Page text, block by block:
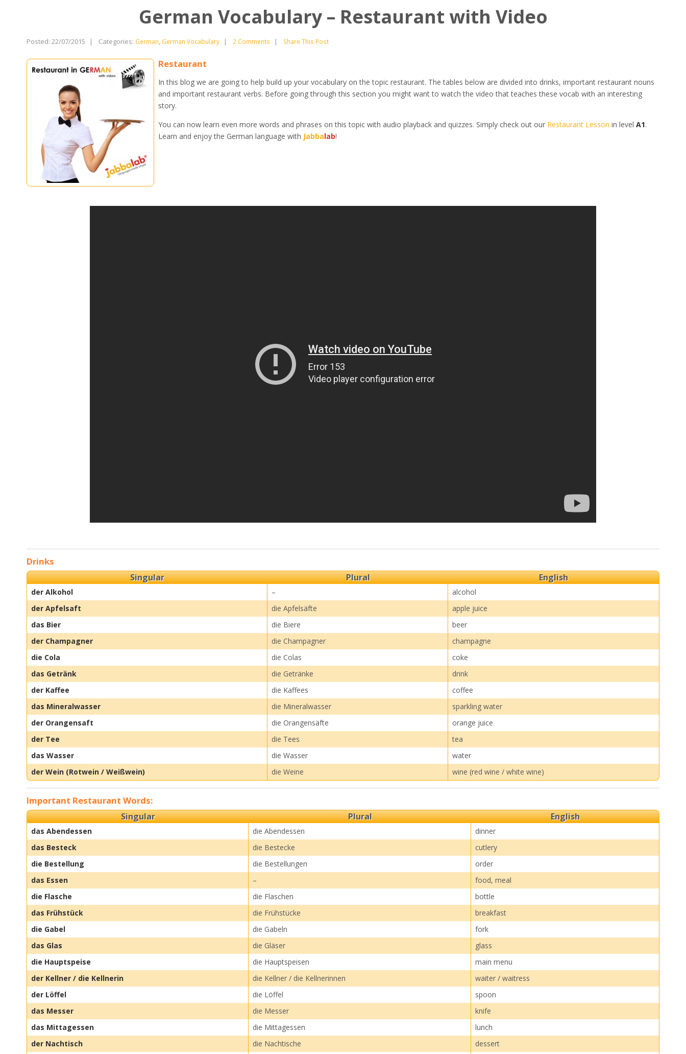
German Vocabulary – Restaurant with Video
Posted: 22/07/2015 | Categories: German, German Vocabulary | 2 Comments | Share This Post
Restaurant
In this blog we are going to help build up your vocabulary on the topic restaurant. The tables below are divided into drinks, important restaurant nouns
and important restaurant verbs. Before going through this section you might want to watch the video that teaches these vocab with an interesting
story.
You can now learn even more words and phrases on this topic with audio playback and quizzes. Simply check out our Restaurant Lesson in level A1.
Learn and enjoy the German language with Jabbalab!
Drinks
Singular Plural English
der Alkohol –
alcohol
der Apfelsaft
die Apfelsäfte
apple juice
das Bier
die Biere
beer
der Champagner
die Champagner
champagne
die Cola
die Colas
coke
das Getränk
die Getränke
drink
der Kaffee
die Kaffees
coffee
das Mineralwasser
die Mineralwasser
sparkling water
der Orangensaft
die Orangensäfte
orange juice
der Tee
die Tees
tea
das Wasser
die Wasser
water
der Wein (Rotwein / Weißwein)
die Weine wine (red wine / white wine)
Important Restaurant Words:
Singular Plural English
das Abendessen die Abendessen
dinner
das Besteck
die Bestecke
cutlery
die Bestellung
die Bestellungen
order
das Essen
–
food, meal
die Flasche
die Flaschen
bottle
das Frühstück
die Frühstücke
breakfast
die Gabel
die Gabeln
fork
das Glas
die Gläser
glass
die Hauptspeise
die Hauptspeisen
main menu
der Kellner / die Kellnerin
die Kellner / die Kellnerinnen
waiter / waitress
der Löffel
die Löffel
spoon
das Messer
die Messer
knife
das Mittagessen
die Mittagessen
lunch
der Nachtisch
die Nachtische
dessert